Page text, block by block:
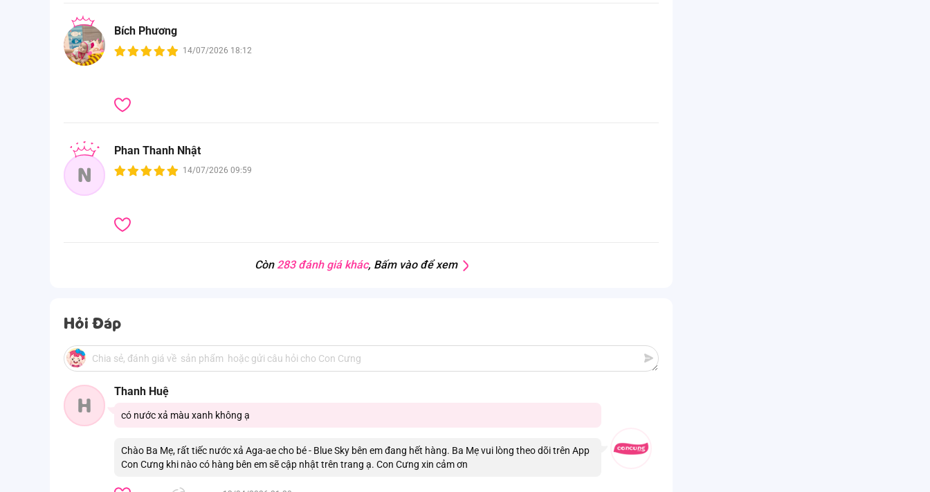
Bích Phương
14/07/2026 18:12
N
Phan Thanh Nhật
14/07/2026 09:59
Còn 283 đánh giá khác, Bấm vào để xem
Hỏi Đáp
H
Thanh Huệ
có nước xả màu xanh không ạ
Chào Ba Mẹ, rất tiếc nước xả Aga-ae cho bé - Blue Sky bên em đang hết hàng. Ba Mẹ vui lòng theo dõi trên App
Con Cưng khi nào có hàng bên em sẽ cập nhật trên trang ạ. Con Cưng xin cảm ơn